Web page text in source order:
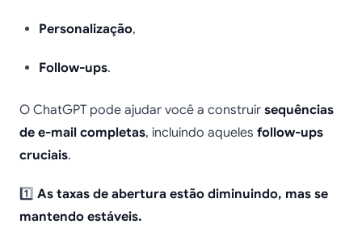
Personalização,
Follow-ups.
O ChatGPT pode ajudar você a construir sequências
de e-mail completas, incluindo aqueles follow-ups
cruciais.
1️⃣ As taxas de abertura estão diminuindo, mas se
mantendo estáveis.